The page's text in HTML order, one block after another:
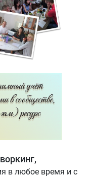
в любое время и с